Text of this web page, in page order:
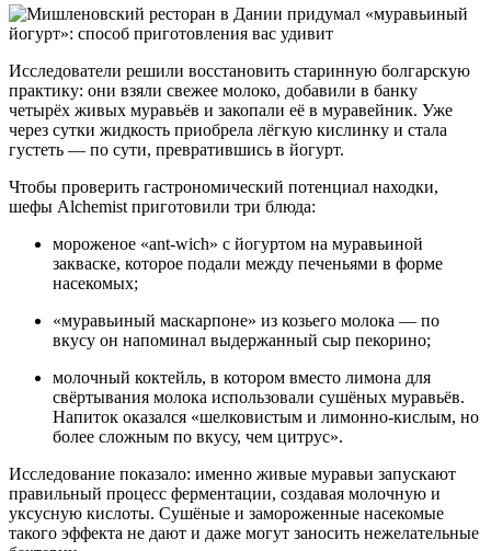
Исследователи решили восстановить старинную болгарскую
практику: они взяли свежее молоко, добавили в банку
четырёх живых муравьёв и закопали её в муравейник. Уже
через сутки жидкость приобрела лёгкую кислинку и стала
густеть — по сути, превратившись в йогурт.
Чтобы проверить гастрономический потенциал находки,
шефы Alchemist приготовили три блюда:
мороженое «ant-wich» с йогуртом на муравьиной
закваске, которое подали между печеньями в форме
насекомых;
«муравьиный маскарпоне» из козьего молока — по
вкусу он напоминал выдержанный сыр пекорино;
молочный коктейль, в котором вместо лимона для
свёртывания молока использовали сушёных муравьёв.
Напиток оказался «шелковистым и лимонно-кислым, но
более сложным по вкусу, чем цитрус».
Исследование показало: именно живые муравьи запускают
правильный процесс ферментации, создавая молочную и
уксусную кислоты. Сушёные и замороженные насекомые
такого эффекта не дают и даже могут заносить нежелательные